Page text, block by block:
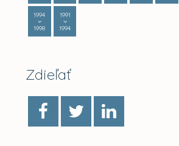
1994
1998
1991
1994
Zdieľať